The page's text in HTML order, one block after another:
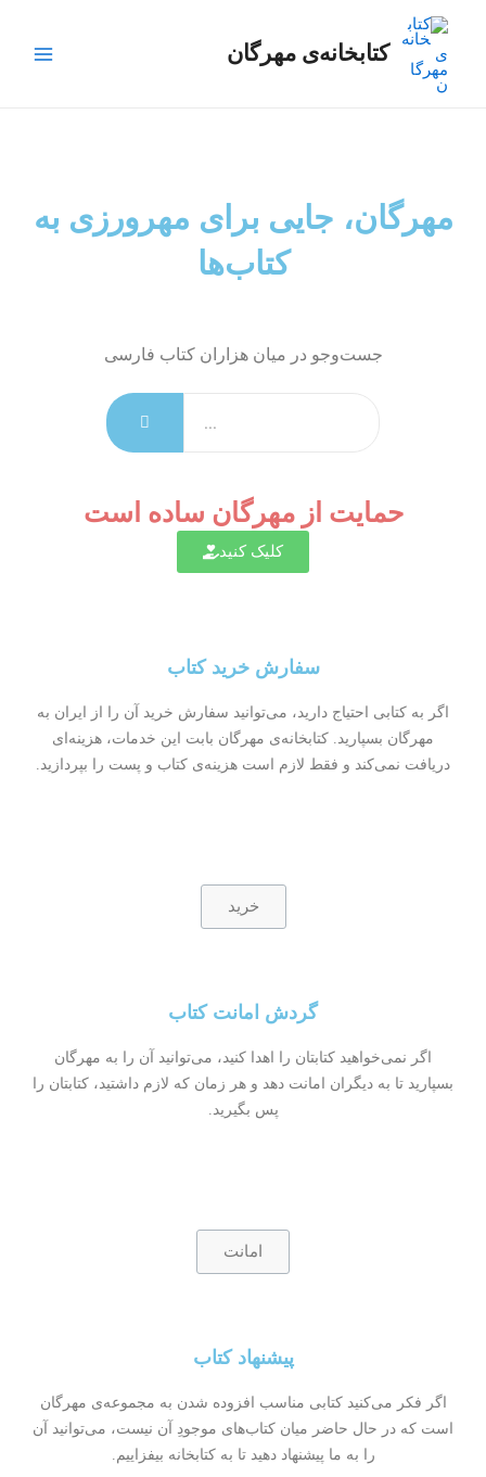
کتابخانه‌ی مهرگان
Menu
مهرگان، جایی برای مهرورزی به
کتاب‌ها
جست‌وجو در میان هزاران کتاب فارسی
حمایت از مهرگان ساده است
کلیک کنید
سفارش خرید کتاب
اگر به کتابی احتیاج دارید، می‌توانید سفارش خرید آن را از ایران به
مهرگان بسپارید. کتابخانه‌ی مهرگان بابت این خدمات، هزینه‌ای
دریافت نمی‌کند و فقط لازم است هزینه‌ی کتاب و پست را بپردازید.
خرید
گردش امانت کتاب
اگر نمی‌خواهید کتابتان را اهدا کنید، می‌توانید آن را به مهرگان
بسپارید تا به دیگران امانت دهد و هر زمان که لازم داشتید، کتابتان را
پس بگیرید.
امانت
پیشنهاد کتاب
اگر فکر می‌کنید کتابی مناسب افزوده شدن به مجموعه‌ی مهرگان
است که در حال حاضر میان کتاب‌های موجودِ آن نیست، می‌توانید آن
را به ما پیشنهاد دهید تا به کتابخانه بیفزاییم.